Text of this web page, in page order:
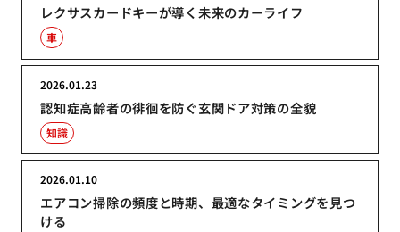
レクサスカードキーが導く未来のカーライフ
車
認知症高齢者の徘徊を防ぐ玄関ドア対策の全貌
2026.01.23
知識
エアコン掃除の頻度と時期、最適なタイミングを見つ
ける
2026.01.10